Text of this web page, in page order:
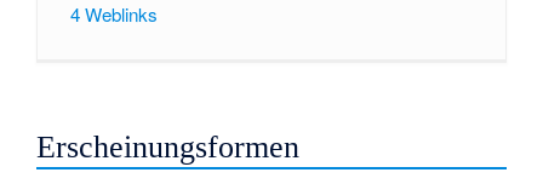
4Weblinks
Erscheinungsformen